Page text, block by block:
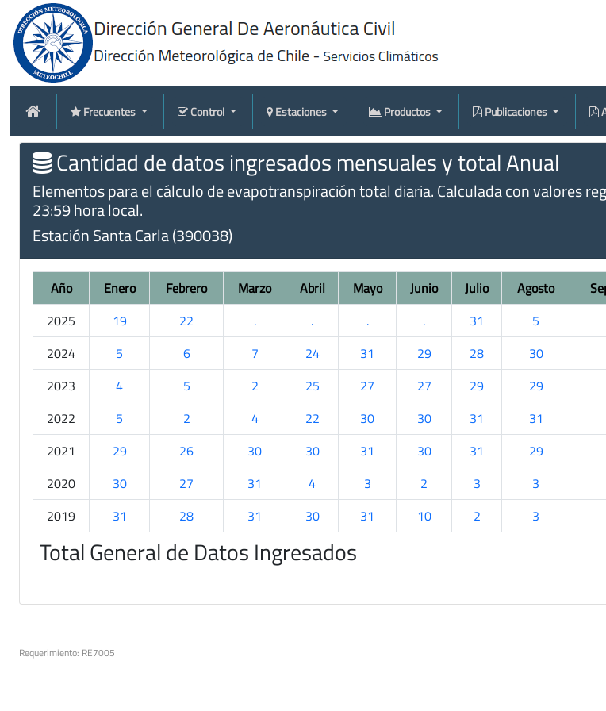
Frecuentes Control Estaciones Productos Publicaciones
Cantidad de datos ingresados mensuales y total Anual
Elementos para el cálculo de evapotranspiración total diaria. Calculada con valores
23:59 hora local.
Estación Santa Carla (390038)
Año Enero Febrero Marzo Abril Mayo Junio Julio Agosto
2025
19 22 . . . . 31 5
2024
5 6 7 24 31 29 28 30
2023
4 5 2 25 27 27 29 29
2022
5 2 4 22 30 30 31 31
2021
29 26 30 30 31 30 31 29
2020
30 27 31 4 3 2 3 3
2019
31 28 31 30 31 10 2 3
Total General de Datos Ingresados
Requerimiento: RE7005